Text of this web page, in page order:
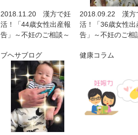
2018.11.20 漢方で妊
活！「44歳女性出産報
告」～不妊のご相談～
2018.09.22 漢方
活！「36歳女性出
告」～不妊のご相
ブヘサブログ 健康コラム